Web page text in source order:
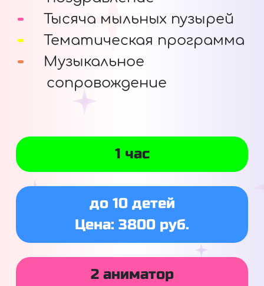
Тысяча мыльных пузырей
Тематическая программа
Музыкальное
сопровождение
1 час
до 10 детей
Цена: 3800 руб.
2 аниматор